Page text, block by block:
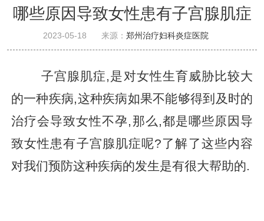
哪些原因导致女性患有子宫腺肌症
2023-05-18 来源： 郑州治疗妇科炎症医院
子宫腺肌症,是对女性生育威胁比较大
的一种疾病,这种疾病如果不能够得到及时的
治疗会导致女性不孕,那么,都是哪些原因导
致女性患有子宫腺肌症呢?了解了这些内容
对我们预防这种疾病的发生是有很大帮助的.